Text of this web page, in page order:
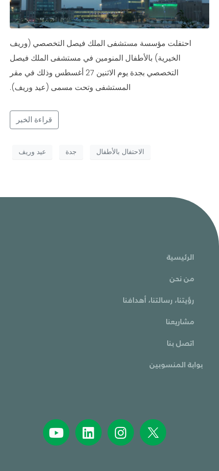
احتفلت مؤسسة مستشفى الملك فيصل التخصصي (وريف
الخيرية) بالأطفال المنومين في مستشفى الملك فيصل
التخصصي بجدة يوم الاثنين 27 أغسطس وذلك في مقر
المستشفى وتحت مسمى (عيد وريف).
قراءة الخبر
الاحتفال بالأطفال جدة عيد وريف
الرئيسية
من نحن
رؤيتنا، رسالتنا، أهدافنا
مشاريعنا
اتصل بنا
بوابة المنسوبين